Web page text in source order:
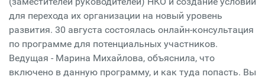
для перехода их организации на новый уровень
развития. 30 августа состоялась онлайн-консультация
по программе для потенциальных участников.
Ведущая - Марина Михайлова, объяснила, что
включено в данную программу, и как туда попасть. Вы